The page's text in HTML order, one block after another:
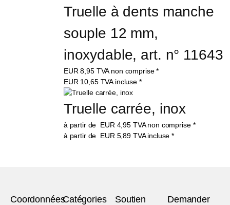
Truelle à dents manche
souple 12 mm,
inoxydable, art. n° 11643
EUR8,95 TVA non comprise *
EUR 10,65 TVA incluse *
Truelle carrée, inox
à partir de EUR 4,95 TVA non comprise *
à partir de EUR 5,89 TVA incluse *
CoordonnéesCatégories Soutien
Demander